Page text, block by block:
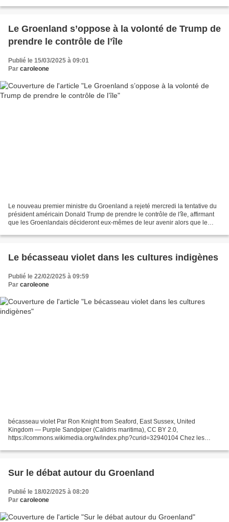
Le Groenland s’oppose à la volonté de Trump de
prendre le contrôle de l’île
Publié le 15/03/2025 à 09:01
Par caroleone
Le nouveau premier ministre du Groenland a rejeté mercredi la tentative du
président américain Donald Trump de prendre le contrôle de l'île, affirmant
que les Groenlandais décideront eux-mêmes de leur avenir alors que le
Le bécasseau violet dans les cultures indigènes
Publié le 22/02/2025 à 09:59
Par caroleone
bécasseau violet Par Ron Knight from Seaford, East Sussex, United
Kingdom — Purple Sandpiper (Calidris maritima), CC BY 2.0,
https://commons.wikimedia.org/w/index.php?curid=32940104 Chez les
Sur le débat autour du Groenland
Publié le 18/02/2025 à 08:20
Par caroleone